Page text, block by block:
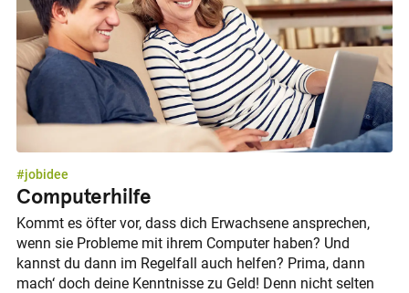
#jobidee
Computerhilfe
Kommt es öfter vor, dass dich Erwachsene ansprechen,
wenn sie Probleme mit ihrem Computer haben? Und
kannst du dann im Regelfall auch helfen? Prima, dann
mach‘ doch deine Kenntnisse zu Geld! Denn nicht selten